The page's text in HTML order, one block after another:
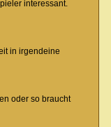
interessant.
in irgendeine
oder so braucht